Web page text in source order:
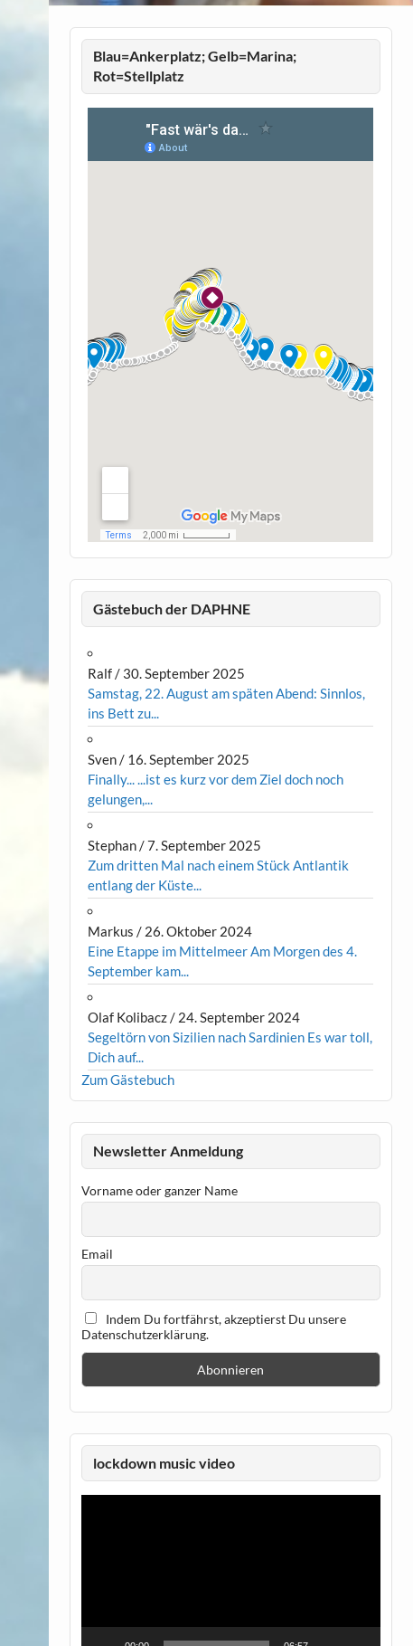
Blau=Ankerplatz; Gelb=Marina;
Rot=Stellplatz
Gästebuch der DAPHNE
Ralf/ 30. September 2025
Samstag, 22. August am späten Abend: Sinnlos,
ins Bett zu...
Sven/ 16. September 2025
Finally... ...ist es kurz vor dem Ziel doch noch
gelungen,...
Stephan/7. September 2025
Zum dritten Mal nach einem Stück Antlantik
entlang der Küste...
Markus / 26. Oktober 2024
Eine Etappe im Mittelmeer Am Morgen des 4.
September kam...
Olaf Kolibacz/ 24. September 2024
Segeltörn von Sizilien nach Sardinien Es war toll,
Dich auf...
Zum Gästebuch
Newsletter Anmeldung
Vorname oder ganzer Name
Email
Indem Du fortfährst, akzeptierst Du unsere
Datenschutzerklärung.
lockdown music video
Video-